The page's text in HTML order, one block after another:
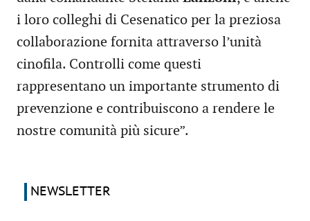
i loro colleghi di Cesenatico per la preziosa
collaborazione fornita attraverso l’unità
cinofila. Controlli come questi
rappresentano un importante strumento di
prevenzione e contribuiscono a rendere le
nostre comunità più sicure”.
NEWSLETTER